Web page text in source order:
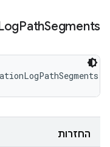
PathSegments
החזרות